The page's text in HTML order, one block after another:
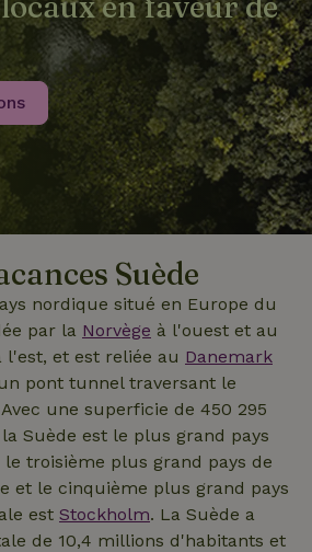
Suède
nordique situé en Europe du
par la Norvège à l'ouest et au
l'est, et est reliée au Danemark
pont tunnel traversant le
une superficie de 450 295
Suède est le plus grand pays
troisième plus grand pays de
et le cinquième plus grand pays
est Stockholm. La Suède a
de 10,4 millions d'habitants et
couramment
utilisé de
Google. Ce
cookie est
utilisé pour
distinguer les
utilisateurs
uniques en
attribuant un
numéro
généré
aléatoirement
comme
identifiant
client. Il est
inclus dans
et utilisé pour
calculer les
données de
session et de
pour les
rapports
d'analyse du
site.
.maisonnature.fr
1 an 1
mois
Ce cookie est
utilisé par
Google
Analytics
conserver
l'utilisateur
final utilise
le site Web
et sur toute
publicité
que
l'utilisateur
final a pu
voir avant
de visiter
ledit site
Web.
LLC
15
minutes
est défini
(qui
appartient à
Google)
déterminer
navigateur
du visiteur
prend en
cookies.
LLC
1 an
Ce cookie
est défini
Doubleclick
et fournit
des
www.maisonnature.fr
www.maisonnature.fr
www.maisonnature.fr